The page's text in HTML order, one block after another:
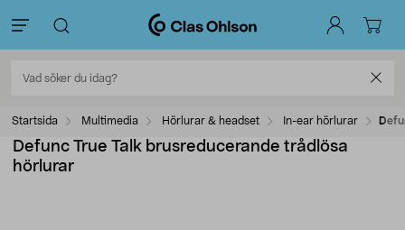
Startsida Multimedia Hörlurar & headset In-ear hörlurar
Defunc True Talk brusreducerande trådlösa
hörlurar